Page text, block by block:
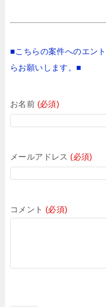
■こちらの案件へのエン
らお願いします。■
お名前 (必須)
メールアドレス (必須)
コメント (必須)